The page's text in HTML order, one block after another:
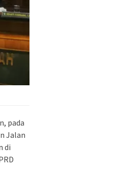
pada
Jalan
di